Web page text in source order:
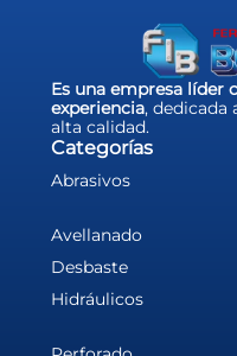
Es una empresa líder
experiencia, dedicada
alta calidad.
Categorías
Abrasivos
Avellanado
Desbaste
Hidráulicos